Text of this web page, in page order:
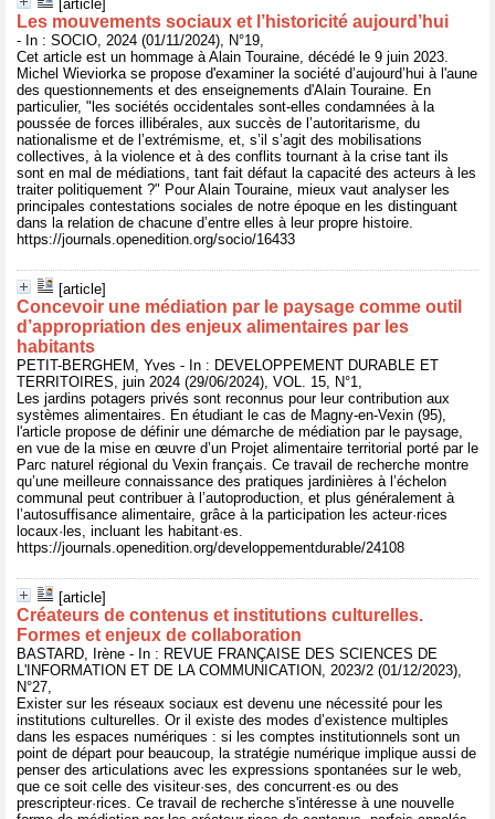
[article]
Les mouvements sociaux et l’historicité aujourd’hui
- In : SOCIO, 2024 (01/11/2024), N°19,
Cet article est un hommage à Alain Touraine, décédé le 9 juin 2023.
Michel Wieviorka se propose d'examiner la société d’aujourd’hui à l'aune
des questionnements et des enseignements d'Alain Touraine. En
particulier, "les sociétés occidentales sont-elles condamnées à la
poussée de forces illibérales, aux succès de l’autoritarisme, du
nationalisme et de l’extrémisme, et, s’il s’agit des mobilisations
collectives, à la violence et à des conflits tournant à la crise tant ils
sont en mal de médiations, tant fait défaut la capacité des acteurs à les
traiter politiquement ?" Pour Alain Touraine, mieux vaut analyser les
principales contestations sociales de notre époque en les distinguant
dans la relation de chacune d’entre elles à leur propre histoire.
https://journals.openedition.org/socio/16433
[article]
Concevoir une médiation par le paysage comme outil
d’appropriation des enjeux alimentaires par les
habitants
PETIT-BERGHEM, Yves - In : DEVELOPPEMENT DURABLE ET
TERRITOIRES, juin 2024 (29/06/2024), VOL. 15, N°1,
Les jardins potagers privés sont reconnus pour leur contribution aux
systèmes alimentaires. En étudiant le cas de Magny-en-Vexin (95),
l'article propose de définir une démarche de médiation par le paysage,
en vue de la mise en œuvre d’un Projet alimentaire territorial porté par le
Parc naturel régional du Vexin français. Ce travail de recherche montre
qu’une meilleure connaissance des pratiques jardinières à l’échelon
communal peut contribuer à l’autoproduction, et plus généralement à
l’autosuffisance alimentaire, grâce à la participation les acteur·rices
locaux·les, incluant les habitant·es.
https://journals.openedition.org/developpementdurable/24108
[article]
Créateurs de contenus et institutions culturelles.
Formes et enjeux de collaboration
BASTARD, Irène - In : REVUE FRANÇAISE DES SCIENCES DE
L'INFORMATION ET DE LA COMMUNICATION, 2023/2 (01/12/2023),
N°27,
Exister sur les réseaux sociaux est devenu une nécessité pour les
institutions culturelles. Or il existe des modes d’existence multiples
dans les espaces numériques : si les comptes institutionnels sont un
point de départ pour beaucoup, la stratégie numérique implique aussi de
penser des articulations avec les expressions spontanées sur le web,
que ce soit celle des visiteur·ses, des concurrent·es ou des
prescripteur·rices. Ce travail de recherche s'intéresse à une nouvelle